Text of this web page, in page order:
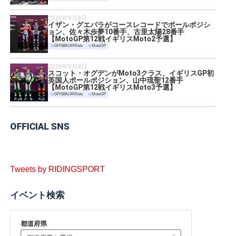
2026年8月8日
イザン・グエバラがコースレコードでポールポジシ
ョン、佐々木歩夢10番手、古里太陽28番手
【MotoGP第12戦イギリスMoto2予選】
GP/SBK/JRR/etc MotoGP
2026年8月8日
スコット・オグデンがMoto3クラス、イギリスGP初
英国人ポールポジション、山中琉聖12番手
【MotoGP第12戦イギリスMoto3予選】
GP/SBK/JRR/etc MotoGP
OFFICIAL SNS
Tweets by RIDINGSPORT
イベント検索
都道府県